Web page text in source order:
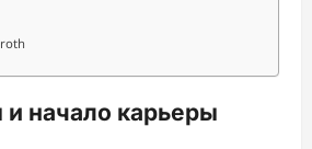
и начало карьеры